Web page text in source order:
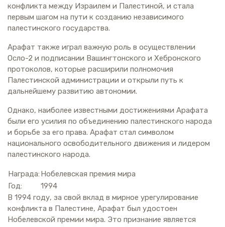
конфликта между Израилем и Палестиной, и стала
первым шагом на пути к созданию независимого
палестинского государства.
Арафат также играл важную роль в осуществлении
Осло-2 и подписании Вашингтонского и Хебронского
протоколов, которые расширили полномочия
Палестинской администрации и открыли путь к
дальнейшему развитию автономии.
Однако, наиболее известными достижениями Арафата
были его усилия по объединению палестинского народа
и борьбе за его права. Арафат стал символом
национального освободительного движения и лидером
палестинского народа.
Награда: Нобелевская премия мира
Год:
1994
В 1994 году, за свой вклад в мирное урегулирование
конфликта в Палестине, Арафат был удостоен
Нобелевской премии мира. Это признание является